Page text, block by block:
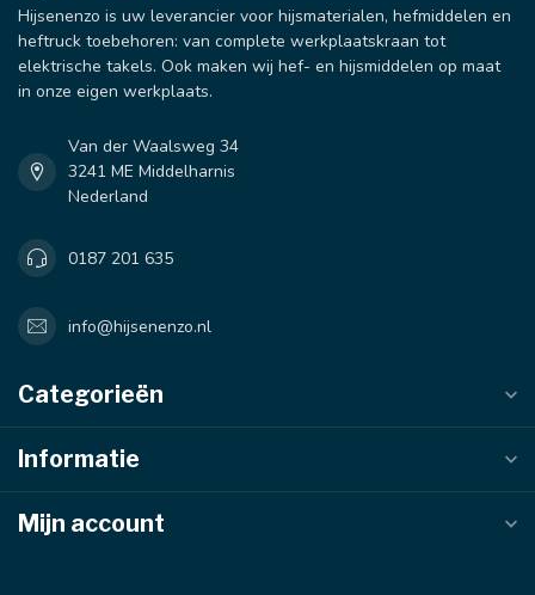
Hijsenenzo is uw leverancier voor hijsmaterialen, hefmiddelen en
heftruck toebehoren: van complete werkplaatskraan tot
elektrische takels. Ook maken wij hef- en hijsmiddelen op maat
in onze eigen werkplaats.
Van der Waalsweg 34
3241 ME Middelharnis
Nederland
0187 201 635
info@hijsenenzo.nl
Categorieën
Informatie
Mijn account